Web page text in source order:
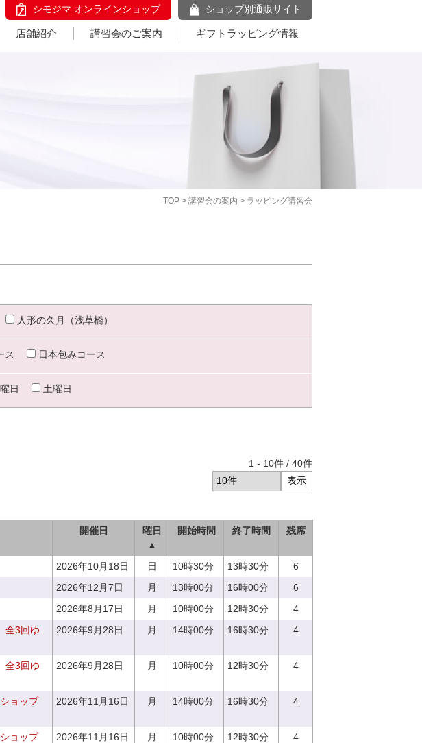
シモジマ オンラインショップ ショップ別通販サイト
店舗紹介 講習会のご案内 ギフトラッピング情報
TOP > 講習会の案内 > ラッピング講習会
人形の久月（浅草橋）
ス 日本包みコース
日 土曜日
1 - 10件 / 40件
開催日
曜日
▲
開始時間 終了時間 残席
2026年10月18日 日 10時30分 13時30分
6
2026年12月7日 月 13時00分 16時00分
6
2026年8月17日 月 10時00分 12時30分
4
全3回ゆ
2026年9月28日 月 14時00分 16時30分 4
全3回ゆ
2026年9月28日 月 10時00分 12時30分 4
ョップ
2026年11月16日 月 14時00分 16時30分 4
ョップ
2026年11月16日 月 10時00分 12時30分 4